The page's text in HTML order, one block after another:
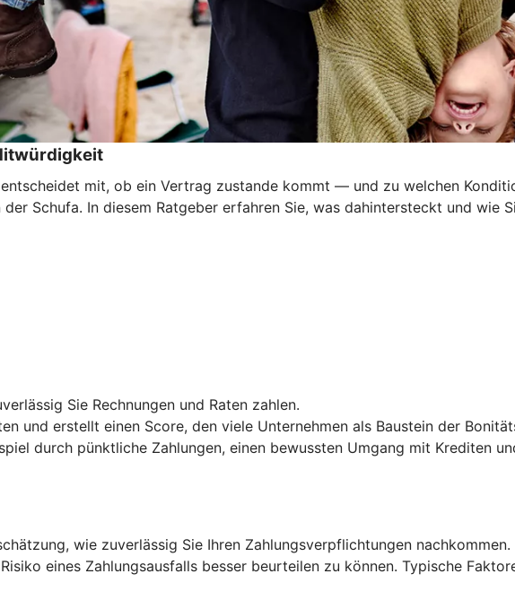
mit, ob ein Vertrag zustande kommt — und zu welchen
Schufa. In diesem Ratgeber erfahren Sie, was dahintersteckt und wie
Sie Rechnungen und Raten zahlen.
und erstellt einen Score, den viele Unternehmen als Baustein der
durch pünktliche Zahlungen, einen bewussten Umgang mit Krediten
wie zuverlässig Sie Ihren Zahlungsverpflichtungen
eines Zahlungsausfalls besser beurteilen zu können. Typische